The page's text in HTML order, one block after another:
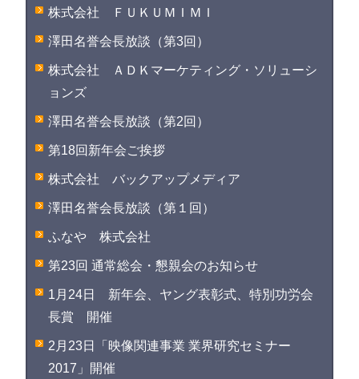
株式会社 ＦＵＫＵＭＩＭＩ
澤田名誉会長放談（第3回）
株式会社 ＡＤＫマーケティング・ソリューシ
ョンズ
澤田名誉会長放談（第2回）
第18回新年会ご挨拶
株式会社 バックアップメディア
澤田名誉会長放談（第１回）
ふなや 株式会社
第23回 通常総会・懇親会のお知らせ
1月24日 新年会、ヤング表彰式、特別功労会
長賞 開催
2月23日「映像関連事業 業界研究セミナー
2017」開催